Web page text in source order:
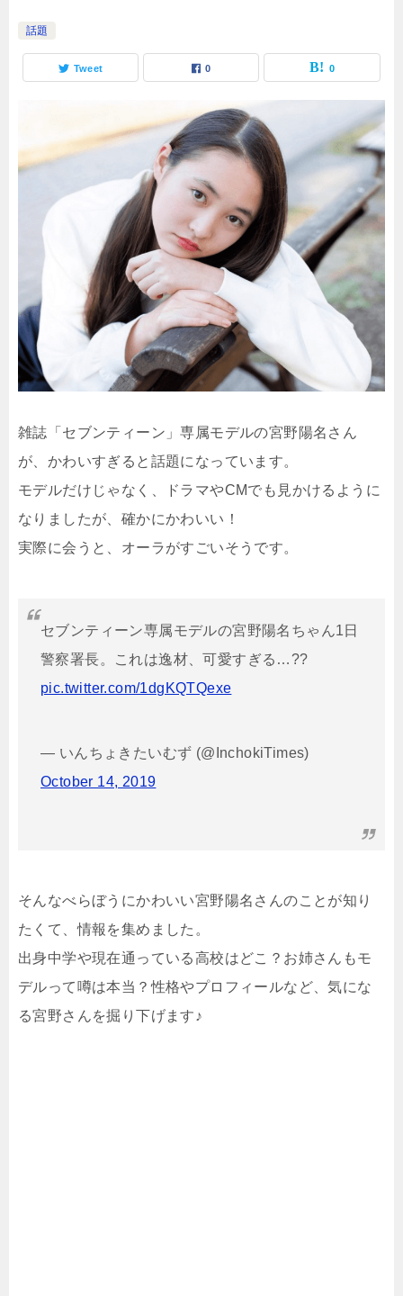
話題
Tweet 0 0
雑誌「セブンティーン」専属モデルの宮野陽名さん
が、かわいすぎると話題になっています。
モデルだけじゃなく、ドラマやCMでも見かけるように
なりましたが、確かにかわいい！
実際に会うと、オーラがすごいそうです。
セブンティーン専属モデルの宮野陽名ちゃん1日
警察署長。これは逸材、可愛すぎる…??
pic.twitter.com/1dgKQTQexe
— いんちょきたいむず (@InchokiTimes)
October 14, 2019
そんなべらぼうにかわいい宮野陽名さんのことが知り
たくて、情報を集めました。
出身中学や現在通っている高校はどこ？お姉さんもモ
デルって噂は本当？性格やプロフィールなど、気にな
る宮野さんを掘り下げます♪